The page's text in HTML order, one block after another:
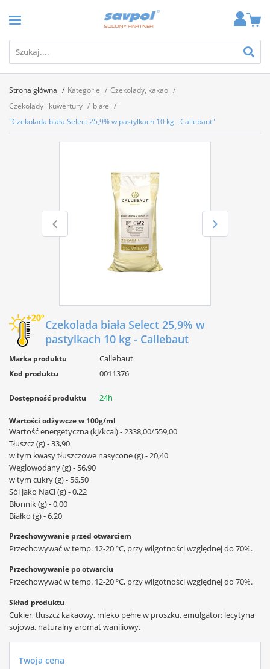
Strona główna Kategorie
Czekolady, kakao
Czekolady i kuwertury
białe
"Czekolada biała Select 25,9% w pastylkach 10 kg - Callebaut"
Czekolada biała Select 25,9% w
pastylkach 10 kg - Callebaut
Marka produktu Callebaut
Kod produktu 0011376
Dostępność produktu 24h
Wartości odżywcze w 100g/ml
Wartość energetyczna (kJ/kcal) - 2338,00/559,00
Tłuszcz (g) - 33,90
w tym kwasy tłuszczowe nasycone (g) - 20,40
Węglowodany (g) - 56,90
w tym cukry (g) - 56,50
Sól jako NaCl (g) - 0,22
Błonnik (g) - 0,00
Białko (g) - 6,20
Przechowywanie przed otwarciem
Przechowywać w temp. 12-20 ºC, przy wilgotności względnej do 70%.
Przechowywanie po otwarciu
Przechowywać w temp. 12-20 ºC, przy wilgotności względnej do 70%.
Skład produktu
Cukier, tłuszcz kakaowy, mleko pełne w proszku, emulgator: lecytyna
sojowa, naturalny aromat waniliowy.
Twoja cena